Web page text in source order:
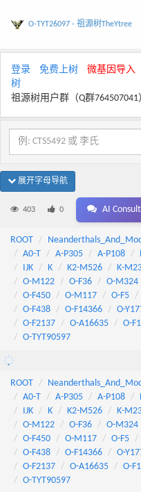
O-TYT26097 - 祖源树TheYtree
登录 免费上树 微基因导入
树
祖源树用户群（Q群764507041
展开字母导航
403 0 AI
ROOT
A0-T
A-P305 A-P108
IJK
K K2-M526 K-
O-M122
O-F36 O-M324
O-F450
O-M117 O-F5
O-F438
O-F14366 O-
O-F2137
O-A16635 O-
O-TYT90597
ROOT
A0-T
A-P305 A-P108
IJK
K K2-M526 K-
O-M122
O-F36 O-M324
O-F450
O-M117 O-F5
O-F438
O-F14366 O-
O-F2137
O-A16635 O-
O-TYT90597